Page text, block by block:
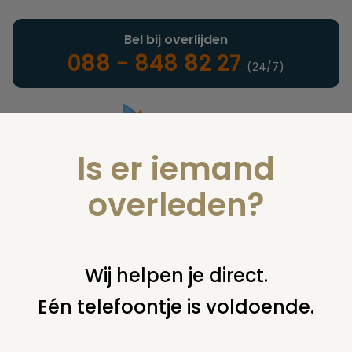
Landelijke uitvaartonderneming
Bel bij overlijden
088 - 848 82 27 (24/7)
U bent hier: home juridisch overige buitenland begraven
Is er iemand
overleden?
Wij helpen je direct.
Eén telefoontje is voldoende.